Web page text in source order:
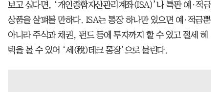
보고 싶다면, ‘개인종합자산관리계좌(ISA)’나 특판 예·적금
상품을 살펴볼 만하다. ISA는 통장 하나만 있으면 예·적금뿐
아니라 주식과 채권, 펀드 등에 투자까지 할 수 있고 절세 혜
택을 볼 수 있어 ‘세(稅)테크 통장’으로 불린다.